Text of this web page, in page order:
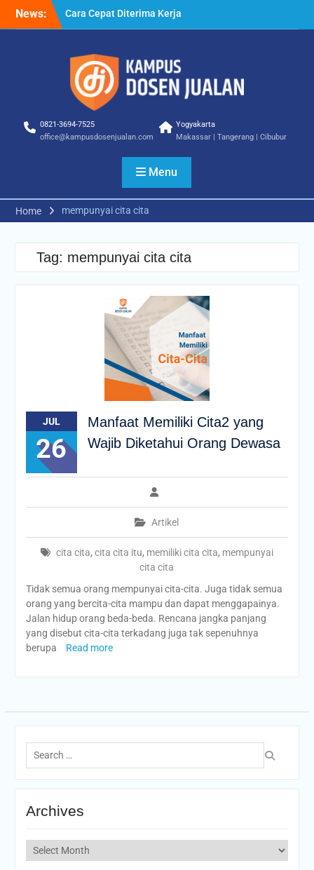
News:
Cara Cepat Diterima Kerja
– Tips Praktis yang Bisa
Cara Biar Dapat Pekerjaan
– Panduan Lengkap untuk
Pencari Kerja
Cara Dapat Pekerjaan –
Memperbesar Peluang
0821-3694-7525
office@kampusdosenjualan.com
Yogyakarta
Makassar | Tangerang | Cibubur
Menu
Home mempunyai cita cita
Tag: mempunyai cita cita
JUL
26
Manfaat Memiliki Cita2 yang
Wajib Diketahui Orang Dewasa
Artikel
cita cita, cita cita itu, memiliki cita cita, mempunyai
cita cita
Tidak semua orang mempunyai cita-cita. Juga tidak semua
orang yang bercita-cita mampu dan dapat menggapainya.
Jalan hidup orang beda-beda. Rencana jangka panjang
yang disebut cita-cita terkadang juga tak sepenuhnya
berupa
Read more
Search
for:
Archives
Archives